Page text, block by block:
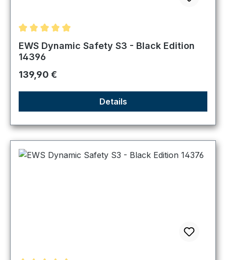
Durchschnittliche Bewertung von 5 von 5 Sternen
EWS Dynamic Safety S3 - Black Edition
14396
Regulärer Preis:
139,90 €
Details